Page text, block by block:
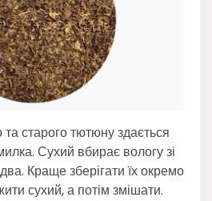
старого тютюну здається
Сухий вбирає вологу зі
Краще зберігати їх окремо
сухий, а потім змішати.